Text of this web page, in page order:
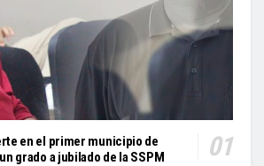
en el primer municipio de
grado a jubilado de la SSPM